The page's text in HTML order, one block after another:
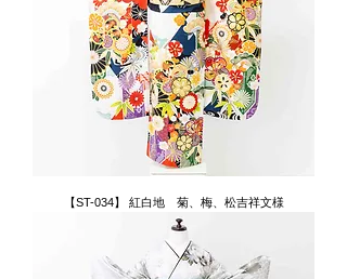
【ST-034】 紅白地 菊、梅、松吉祥文様